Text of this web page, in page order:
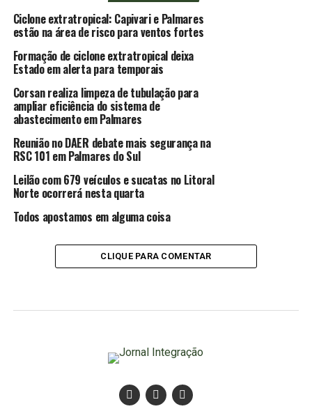
Ciclone extratropical: Capivari e Palmares
estão na área de risco para ventos fortes
Formação de ciclone extratropical deixa
Estado em alerta para temporais
Corsan realiza limpeza de tubulação para
ampliar eficiência do sistema de
abastecimento em Palmares
Reunião no DAER debate mais segurança na
RSC 101 em Palmares do Sul
Leilão com 679 veículos e sucatas no Litoral
Norte ocorrerá nesta quarta
Todos apostamos em alguma coisa
CLIQUE PARA COMENTAR